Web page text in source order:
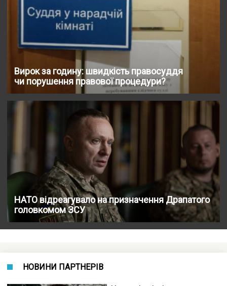
Вирок за годину: швидкість правосуддя
чи порушення правової процедури?
НАТО відреагувало на призначення Драпатого
головкомом ЗСУ
НОВИНИ ПАРТНЕРІВ